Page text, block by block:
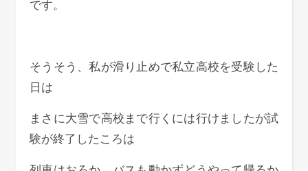
です。
そうそう、私が滑り止めで私立高校を受験した
日は
まさに大雪で高校まで行くには行けましたが試
験が終了したころは